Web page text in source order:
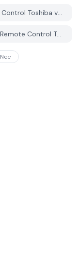
Heb ik een account nodig om Remote Control Toshiba van PGYER APK HUB te downloaden?
Hoe kan ik een probleem melden met Remote Control Toshiba op PGYER APK HUB?
Nee